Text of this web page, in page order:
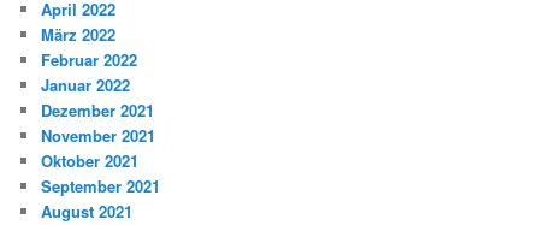
April 2022
März 2022
Februar 2022
Januar 2022
Dezember 2021
November 2021
Oktober 2021
September 2021
August 2021